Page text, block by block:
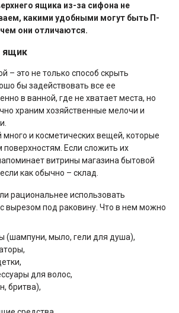
ящика из-за сифона не
какими удобными могут быть П-
они отличаются.
ящик
– это не только способ скрыть
бы задействовать все ее
в ванной, где не хватает места, но
храним хозяйственные мелочи и
много и косметических вещей, которые
поверхностям. Если сложить их
витрины магазина бытовой
как обычно – склад.
рациональнее использовать
вырезом под раковину. Что в нем можно
(шампуни, мыло, гели для душа),
для волос,
бритва),